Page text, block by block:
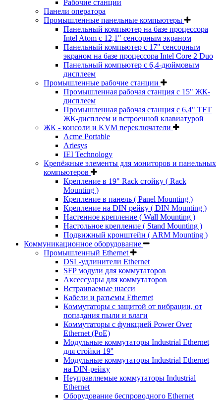
Рабочие станции
Панели оператора
Промышленные панельные компьютеры
Панельный компьютер на базе процессора
Intel Atom с 12,1" сенсорным экраном
Панельный компьютер с 17" сенсорным
экраном на базе процессора Intel Core 2 Duo
Панельный компьютер с 6,4-дюймовым
дисплеем
Промышленные рабочие станции
Промышленная рабочая станция с 15" ЖК-
дисплеем
Промышленная рабочая станция с 6,4" TFT
ЖК-дисплеем и встроенной клавиатурой
ЖК - консоли и KVM переключатели
Acme Portable
Ariesys
IEI Technology
Крепёжные элементы для мониторов и панельных
компьютеров
Крепление в 19" Rack стойку ( Rack
Mounting )
Крепление в панель ( Panel Mounting )
Крепление на DIN рейку ( DIN Mounting )
Настенное крепление ( Wall Mounting )
Настольное крепление ( Stand Mounting )
Подвижный кронштейн ( ARM Mounting )
Коммуникационное оборудование
Промышленный Ethernet
DSL-удлинители Ethernet
SFP модули для коммутаторов
Аксессуары для коммутаторов
Встраиваемые шасси
Кабели и разъемы Ethernet
Коммутаторы с защитой от вибрации, от
попадания пыли и влаги
Коммутаторы с функцией Power Over
Ethernet (PoE)
Модульные коммутаторы Industrial Ethernet
для стойки 19''
Модульные коммутаторы Industrial Ethernet
на DIN-рейку
Неуправляемые коммутаторы Industrial
Ethernet
Оборудование беспроводного Ethernet